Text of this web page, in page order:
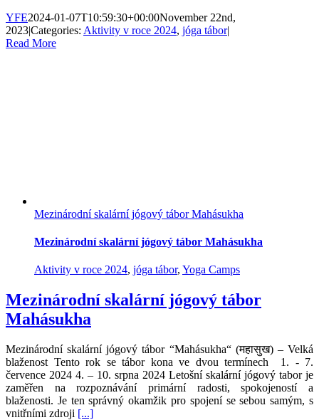
YFE2024-01-07T10:59:30+00:00November 22nd,
2023|Categories: Aktivity v roce 2024, jóga tábor|
Read More
Mezinárodní skalární jógový tábor Mahásukha
Mezinárodní skalární jógový tábor Mahásukha
Aktivity v roce 2024, jóga tábor, Yoga Camps
Mezinárodní skalární jógový tábor
Mahásukha
Mezinárodní skalární jógový tábor “Mahásukha“ (महासुख) – Velká
blaženost Tento rok se tábor kona ve dvou termínech 1. - 7.
července 2024 4. – 10. srpna 2024 Letošní skalární jógový tabor je
zaměřen na rozpoznávání primární radosti, spokojeností a
blaženosti. Je ten správný okamžik pro spojení se sebou samým, s
vnitřními zdroji [...]